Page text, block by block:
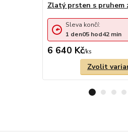
Zlatý prsten s pruhem
6 640 Kč/ks
Sleva končí:
1 den05 hod42 min
Zvolit